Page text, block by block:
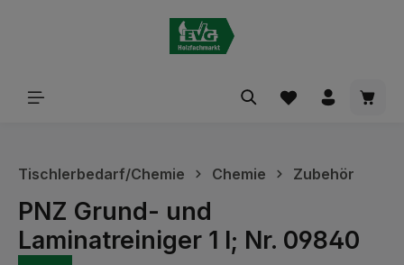
Tischlerbedarf/Chemie Chemie Zubehör
PNZ Grund- und
Laminatreiniger 1 l; Nr. 09840